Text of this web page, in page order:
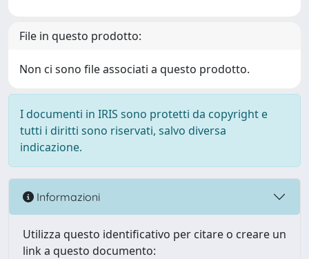
File in questo prodotto:
Non ci sono file associati a questo prodotto.
I documenti in IRIS sono protetti da copyright e
tutti i diritti sono riservati, salvo diversa
indicazione.
Informazioni
Utilizza questo identificativo per citare o creare un
link a questo documento: